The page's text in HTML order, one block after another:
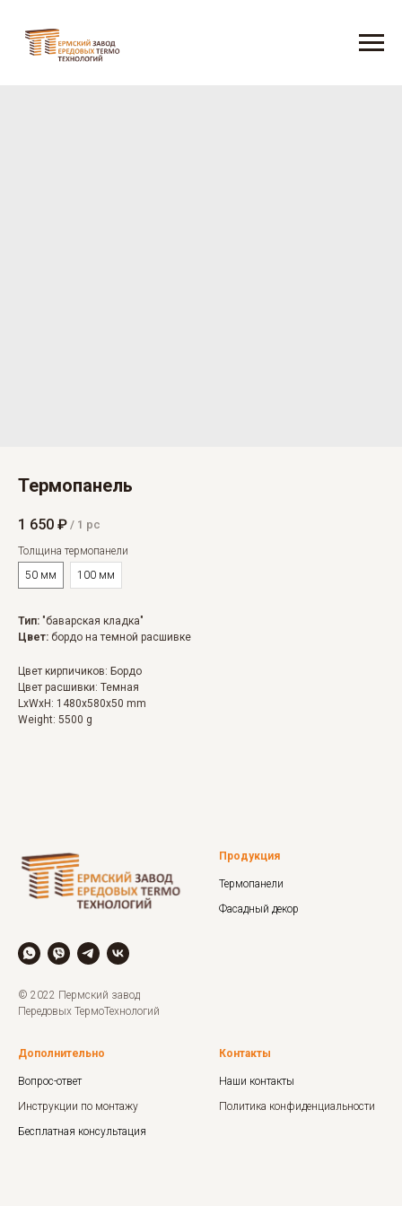
Термопанель
1 650 ₽ / 1 pc
Толщина термопанели
50 мм
100 мм
Тип: "баварская кладка"
Цвет: бордо на темной расшивке
Цвет кирпичиков: Бордо
Цвет расшивки: Темная
LxWxH: 1480x580x50 mm
Weight: 5500 g
© 2022 Пермский завод
Передовых ТермоТехнологий
Продукция
Термопанели
Фасадный декор
Дополнительно
Вопрос-ответ
Инструкции по монтажу
Бесплатная консультация
Контакты
Наши контакты
Политика конфиденциальности